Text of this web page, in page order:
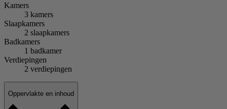
Kamers
3 kamers
Slaapkamers
2 slaapkamers
Badkamers
1 badkamer
Verdiepingen
2 verdiepingen
Oppervlakte en inhoud